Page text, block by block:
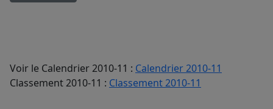
Voir le Calendrier 2010-11 : Calendrier 2010-11
Classement 2010-11 : Classement 2010-11